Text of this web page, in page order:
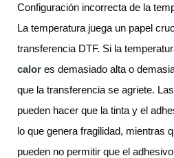
Configuración incorrecta de la
La temperatura juega un papel
transferencia DTF. Si la
calor es demasiado alta o
que la transferencia se agriete.
pueden hacer que la tinta y el
lo que genera fragilidad, mientras
pueden no permitir que el